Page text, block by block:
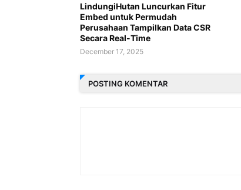
LindungiHutan Luncurkan Fitur
Embed untuk Permudah
Perusahaan Tampilkan Data CSR
Secara Real-Time
December 17, 2025
POSTING KOMENTAR